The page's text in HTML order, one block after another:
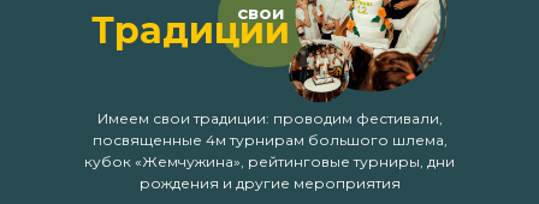
Имеем свои традиции: проводим фестивали,
посвященные 4м турнирам большого шлема,
кубок «Жемчужина», рейтинговые турниры, дни
рождения и другие мероприятия
Традиции
свои